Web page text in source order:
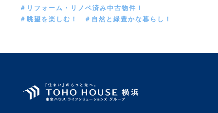
＃リフォーム・リノベ済み中古物件！
＃眺望を楽しむ！
＃自然と緑豊かな暮らし！